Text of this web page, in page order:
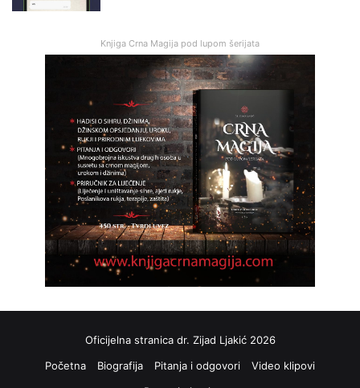
Knjiga Crna Magija pod lupom šerijata
Oficijelna stranica dr. Zijad Ljakić 2026
Početna
Biografija Pitanja i odgovori
Video klipovi